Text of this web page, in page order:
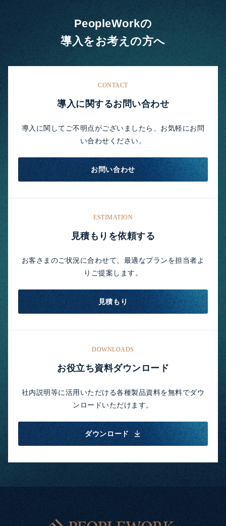
PeopleWorkの
導入をお考えの方へ
CONTACT
導入に関するお問い合わせ
導入に関してご不明点がございましたら、お気軽にお問
い合わせください。
お問い合わせ
ESTIMATION
見積もりを依頼する
お客さまのご状況に合わせて、最適なプランを担当者よ
りご提案します。
見積もり
DOWNLOADS
お役立ち資料ダウンロード
社内説明等に活用いただける各種製品資料を無料でダウ
ンロードいただけます。
ダウンロード